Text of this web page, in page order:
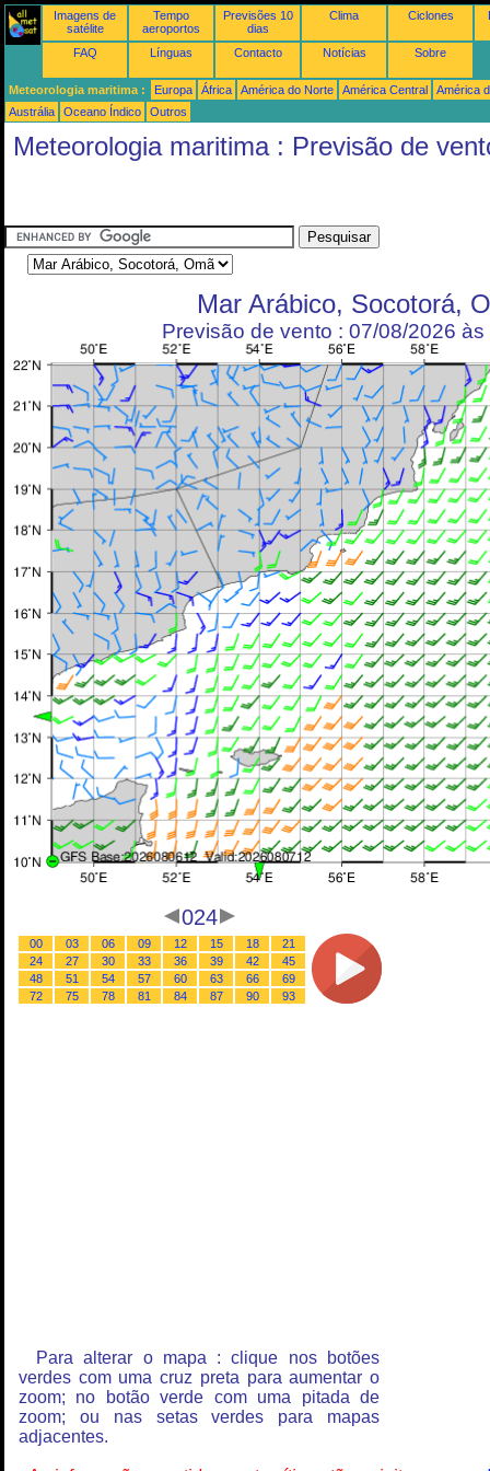
Imagens de
satélite
Tempo
aeroportos
Previsões 10
dias
Clima Ciclones
FAQ Línguas Contacto Notícias Sobre
Meteorologia maritima : Europa África América do Norte América Central
América
Austrália
Oceano Índico Outros
Meteorologia maritima : Previsão de
Mar Arábico, Socotorá,
Previsão de vento : 07/08/2026 às
024
00 03 06 09 12 15 18
21
24
27 30 33 36 39 42
45
48
51 54 57 60 63 66
69
72
75 78 81 84 87 90 93
Para alterar o mapa : clique nos botões
verdes com uma cruz preta para aumentar o
zoom; no botão verde com uma pitada de
zoom; ou nas setas verdes para mapas
adjacentes.